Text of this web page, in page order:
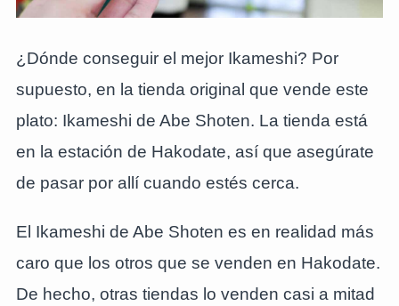
¿Dónde conseguir el mejor Ikameshi? Por
supuesto, en la tienda original que vende este
plato: Ikameshi de Abe Shoten. La tienda está
en la estación de Hakodate, así que asegúrate
de pasar por allí cuando estés cerca.
El Ikameshi de Abe Shoten es en realidad más
caro que los otros que se venden en Hakodate.
De hecho, otras tiendas lo venden casi a mitad